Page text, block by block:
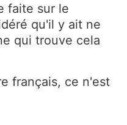
faite sur le
qu'il y ait ne
qui trouve cela
français, ce n'est